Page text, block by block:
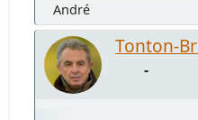
André
Tonton-
-